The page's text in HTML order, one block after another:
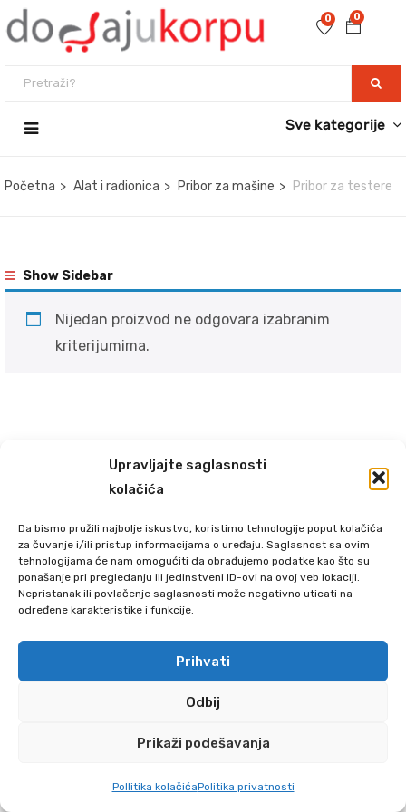
Upravljajte saglasnosti
kolačića
Da bismo pružili najbolje iskustvo, koristimo tehnologije poput kolačića
za čuvanje i/ili pristup informacijama o uređaju. Saglasnost sa ovim
tehnologijama će nam omogućiti da obrađujemo podatke kao što su
ponašanje pri pregledanju ili jedinstveni ID-ovi na ovoj veb lokaciji.
Nepristanak ili povlačenje saglasnosti može negativno uticati na
određene karakteristike i funkcije.
Prihvati
Odbij
Prikaži podešavanja
Pollitika kolačićaPolitika privatnosti
0
0
Sve kategorije
Početna Alat i radionica Pribor za mašine Pribor za testere
Show Sidebar
Nijedan proizvod ne odgovara izabranim
kriterijumima.
SEARCH CART MOJ NALOG